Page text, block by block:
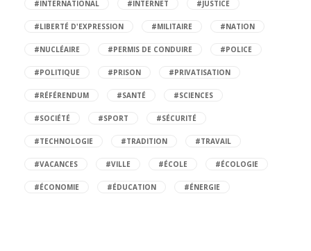
#INTERNATIONAL #INTERNET #JUSTICE
#LIBERTÉ D'EXPRESSION #MILITAIRE #NATION
#NUCLÉAIRE #PERMIS DE CONDUIRE #POLICE
#POLITIQUE #PRISON #PRIVATISATION
#RÉFÉRENDUM #SANTÉ #SCIENCES
#SOCIÉTÉ #SPORT #SÉCURITÉ
#TECHNOLOGIE #TRADITION #TRAVAIL
#VACANCES #VILLE #ÉCOLE #ÉCOLOGIE
#ÉCONOMIE #ÉDUCATION #ÉNERGIE